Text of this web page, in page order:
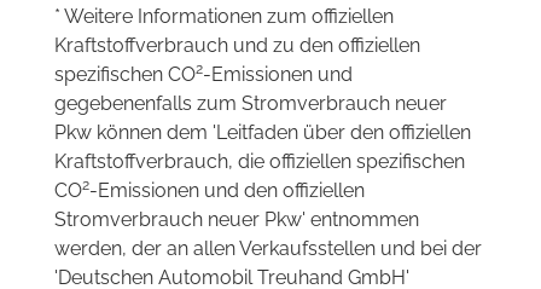
* Weitere Informationen zum offiziellen
Kraftstoffverbrauch und zu den offiziellen
spezifischen CO2-Emissionen und
gegebenenfalls zum Stromverbrauch neuer
Pkw können dem 'Leitfaden über den offiziellen
Kraftstoffverbrauch, die offiziellen spezifischen
CO2-Emissionen und den offiziellen
Stromverbrauch neuer Pkw' entnommen
werden, der an allen Verkaufsstellen und bei der
'Deutschen Automobil Treuhand GmbH'